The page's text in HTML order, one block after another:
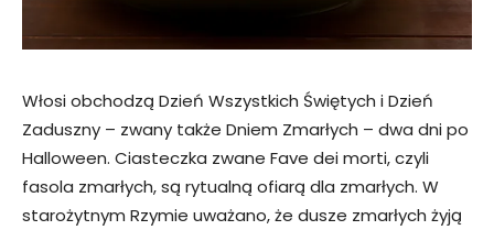
Włosi obchodzą Dzień Wszystkich Świętych i Dzień
Zaduszny – zwany także Dniem Zmarłych – dwa dni po
Halloween. Ciasteczka zwane Fave dei morti, czyli
fasola zmarłych, są rytualną ofiarą dla zmarłych. W
starożytnym Rzymie uważano, że dusze zmarłych żyją